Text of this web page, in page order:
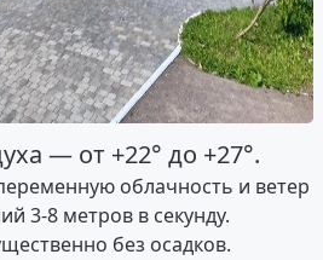
— от +22° до +27°.
облачность и ветер
3-8 метров в секунду.
без осадков.